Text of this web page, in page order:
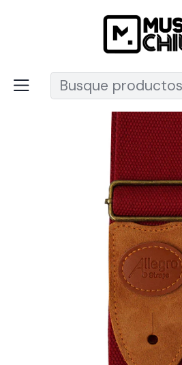
Recuerda que ahora nos
Instrumentos de Cuerda
Correa Para Guitarra O Bajo